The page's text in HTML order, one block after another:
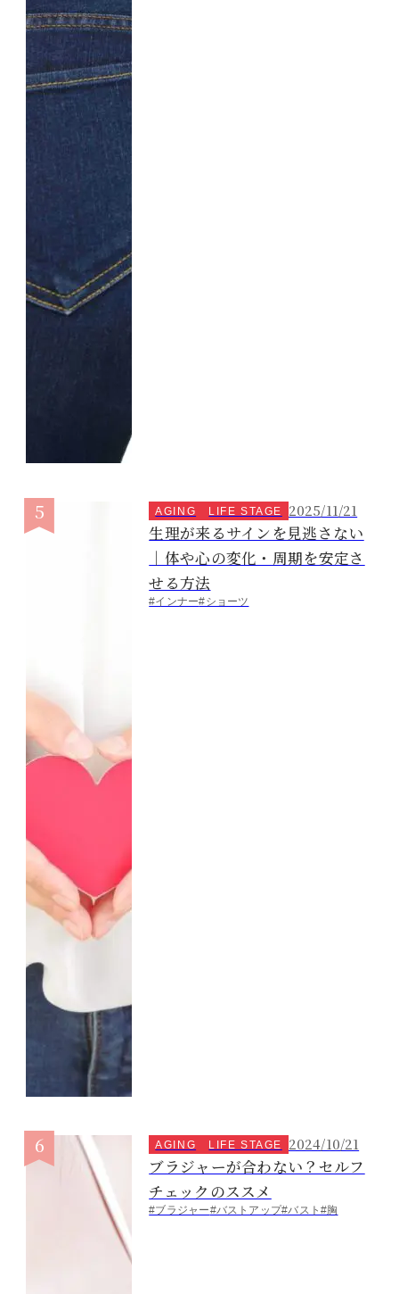
AGING LIFE STAGE 2025/11/21
生理が来るサインを見逃さない
｜体や心の変化・周期を安定さ
せる方法
#インナー#ショーツ
AGING LIFE STAGE 2024/10/21
ブラジャーが合わない？セルフ
チェックのススメ
#ブラジャー#バストアップ#バスト #胸